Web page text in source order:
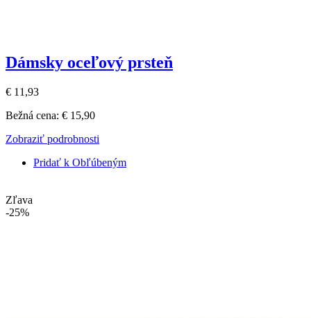
Dámsky oceľový prsteň
€ 11,93
Bežná cena: € 15,90
Zobraziť podrobnosti
Pridať k Obľúbeným
Zľava
-25%